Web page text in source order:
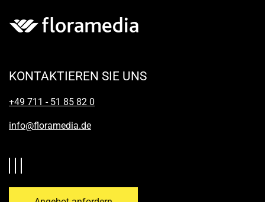
KONTAKTIEREN SIE UNS
+49 711 - 51 85 82 0
info@floramedia.de